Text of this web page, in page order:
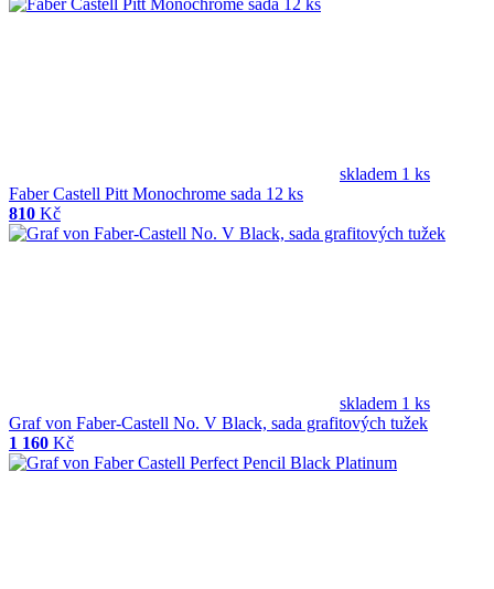
skladem 1 ks
Faber Castell Pitt Monochrome sada 12 ks
810 Kč
skladem 1 ks
Graf von Faber-Castell No. V Black, sada grafitových tužek
1 160 Kč